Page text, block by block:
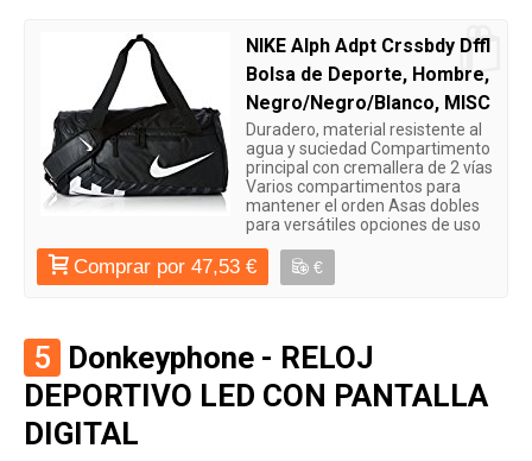
NIKE Alph Adpt Crssbdy Dffl
Bolsa de Deporte, Hombre,
Negro/Negro/Blanco, MISC
Duradero, material resistente al
agua y suciedad Compartimento
principal con cremallera de 2 vías
Varios compartimentos para
mantener el orden Asas dobles
para versátiles opciones de uso
Comprar por 47,53 € €
5 Donkeyphone - RELOJ
DEPORTIVO LED CON PANTALLA
DIGITAL